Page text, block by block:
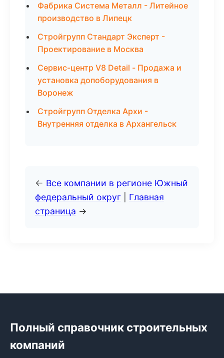
Фабрика Система Металл - Литейное
производство в Липецк
Стройгрупп Стандарт Эксперт -
Проектирование в Москва
Сервис-центр V8 Detail - Продажа и
установка допоборудования в
Воронеж
Стройгрупп Отделка Архи -
Внутренняя отделка в Архангельск
← Все компании в регионе Южный
федеральный округ
Главная
страница →
Полный справочник строительных
компаний